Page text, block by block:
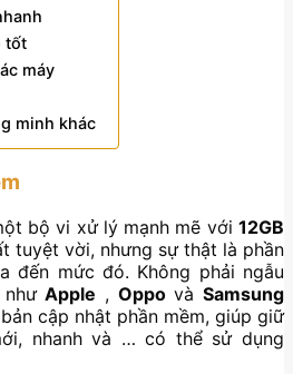
tốt
máy
minh khác
bộ vi xử lý mạnh mẽ với 12GB
tuyệt vời, nhưng sự thật là phần
đến mức đó. Không phải ngẫu
nhưApple ,OppovàSamsung
cập nhật phần mềm, giúp giữ
nhanh và … có thể sử dụng